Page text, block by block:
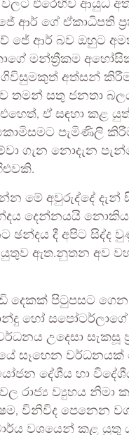
වලට එරෙහිව
ආර් ගේ ඒකාධිපති
ජේ ආර් බව ඔහුට
මන්ත්‍රීකම
අත්සන් කිරීම
තමන් සතු ජනතා
ඒ සඳහා කළ
පැමිණිලි කිරීම
ගැන නොදැන
මේ අවුරුද්දේ
දෙන්නයයි
දී අපිට සිද්ද
යුතුව ඇත.නුතන අව
දෙකක් පිටුපසට
හෝ
උදෙසා සැකසූ
සෑහෙන
දේශීය හා
රාජ්‍ය ව්‍යුහය නිමා
විනිවිද පෙනෙන
වශයෙන් කළ යුතු